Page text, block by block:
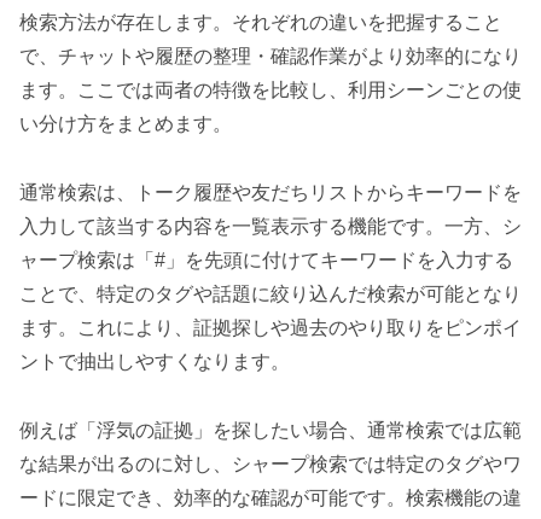
検索方法が存在します。それぞれの違いを把握すること
で、チャットや履歴の整理・確認作業がより効率的になり
ます。ここでは両者の特徴を比較し、利用シーンごとの使
い分け方をまとめます。
通常検索は、トーク履歴や友だちリストからキーワードを
入力して該当する内容を一覧表示する機能です。一方、シ
ャープ検索は「#」を先頭に付けてキーワードを入力する
ことで、特定のタグや話題に絞り込んだ検索が可能となり
ます。これにより、証拠探しや過去のやり取りをピンポイ
ントで抽出しやすくなります。
例えば「浮気の証拠」を探したい場合、通常検索では広範
な結果が出るのに対し、シャープ検索では特定のタグやワ
ードに限定でき、効率的な確認が可能です。検索機能の違